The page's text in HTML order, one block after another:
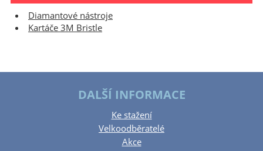
Diamantové nástroje
Kartáče 3M Bristle
DALŠÍ INFORMACE
Ke stažení
Velkoodběratelé
Akce